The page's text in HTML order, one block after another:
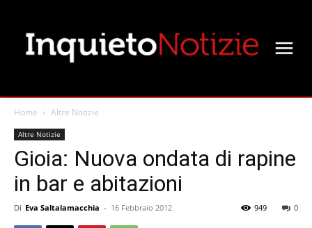
Home Altre Notizie
Altre Notizie
Gioia: Nuova ondata di rapine
in bar e abitazioni
Di Eva Saltalamacchia - 16 Febbraio 2012 0
949